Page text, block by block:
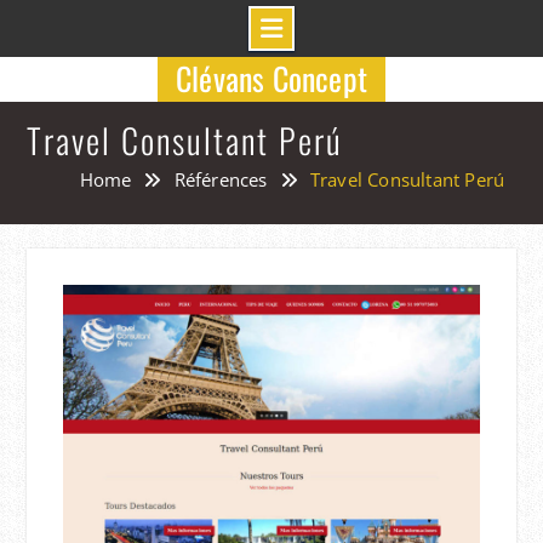
Clévans Concept
Travel Consultant Perú
Home Références Travel Consultant Perú